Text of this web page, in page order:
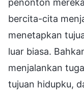
bercita-cita
menetapkan
luar biasa.
menjalankan
tujuan hidupku,